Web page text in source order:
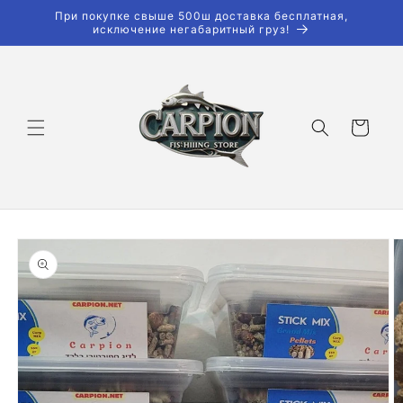
При покупке свыше 500ш доставка бесплатная,
исключение негабаритный груз!
Корзина
Перейти к
информации
о продукте